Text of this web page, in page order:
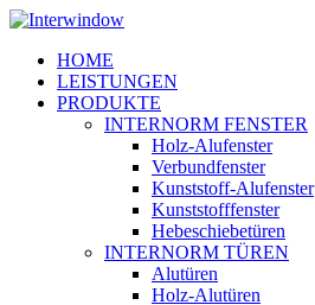
Skip
main
content
Menu
HOME
LEISTUNGEN
PRODUKTE
INTERNORM FENSTER
Holz-Alufenster
Verbundfenster
Kunststoff-Alufenster
Kunststofffenster
Hebeschiebetüren
INTERNORM TÜREN
Alutüren
Holz-Alutüren